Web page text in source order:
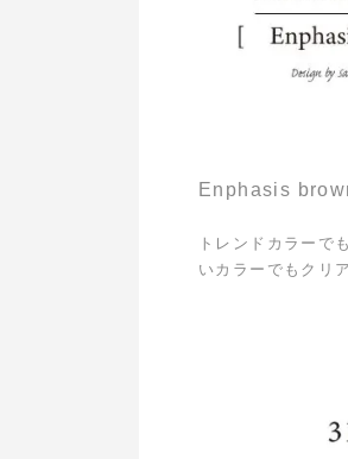
Enphasis
トレンドカラーで
いカラーでもクリ